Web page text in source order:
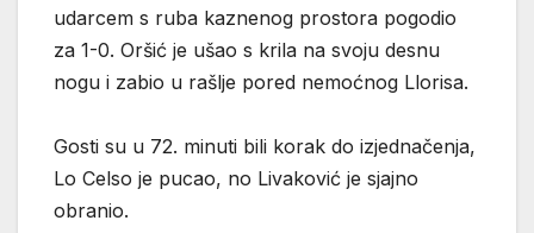
udarcem s ruba kaznenog prostora pogodio
za 1-0. Oršić je ušao s krila na svoju desnu
nogu i zabio u rašlje pored nemoćnog Llorisa.
Gosti su u 72. minuti bili korak do izjednačenja,
Lo Celso je pucao, no Livaković je sjajno
obranio.